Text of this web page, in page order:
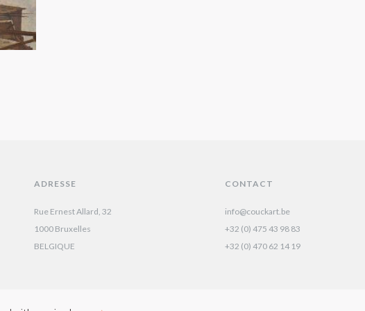
ADRESSE
Rue Ernest Allard, 32
1000 Bruxelles
BELGIQUE
CONTACT
info@couckart.be
+32 (0) 475 43 98 83
+32 (0) 470 62 14 19‬